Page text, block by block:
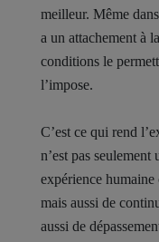
meilleur. Même
a un attachement à
conditions le
l’impose.
C’est ce qui rend
n’est pas
expérience
mais aussi de
aussi de